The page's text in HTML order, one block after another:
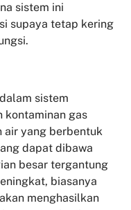
sistem ini
supaya tetap kering
sistem
kontaminan gas
air yang berbentuk
dapat dibawa
besar tergantung
biasanya
menghasilkan